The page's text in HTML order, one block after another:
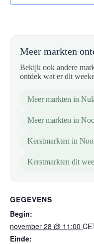
Meer markten
Bekijk ook andere
ontdek wat er dit
Meer markten in
Meer markten in
Kerstmarkten in
Kerstmarkten dit
GEGEVENS
Begin:
november 28 @ 11:00
Einde: